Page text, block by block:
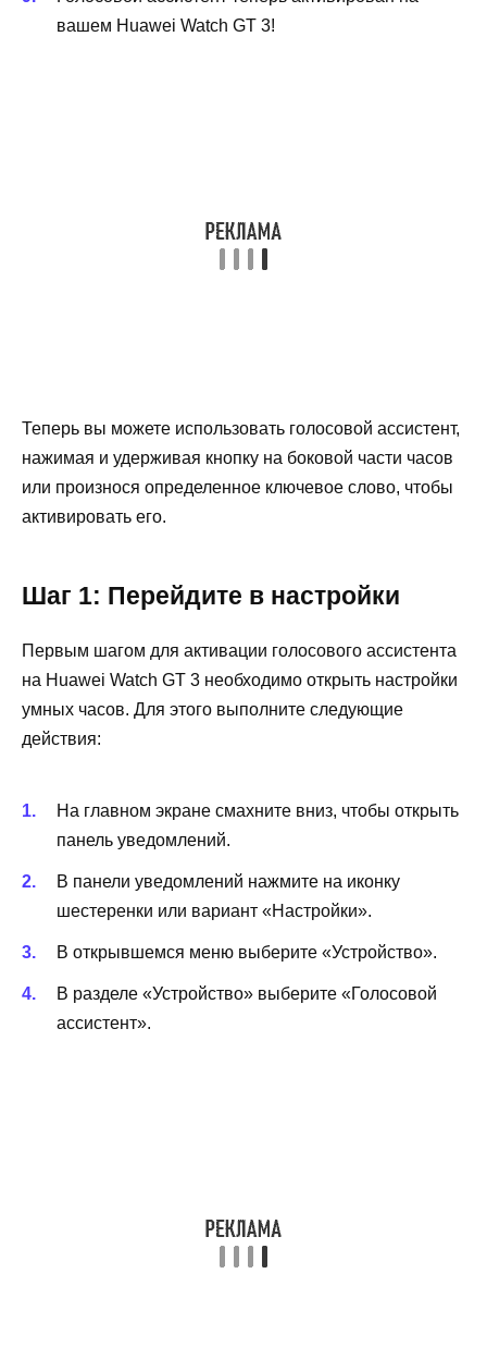
вашем Huawei Watch GT 3!
Теперь вы можете использовать голосовой ассистент,
нажимая и удерживая кнопку на боковой части часов
или произнося определенное ключевое слово, чтобы
активировать его.
Шаг 1: Перейдите в настройки
Первым шагом для активации голосового ассистента
на Huawei Watch GT 3 необходимо открыть настройки
умных часов. Для этого выполните следующие
действия:
На главном экране смахните вниз, чтобы открыть
панель уведомлений.
В панели уведомлений нажмите на иконку
шестеренки или вариант «Настройки».
В открывшемся меню выберите «Устройство».
В разделе «Устройство» выберите «Голосовой
ассистент».